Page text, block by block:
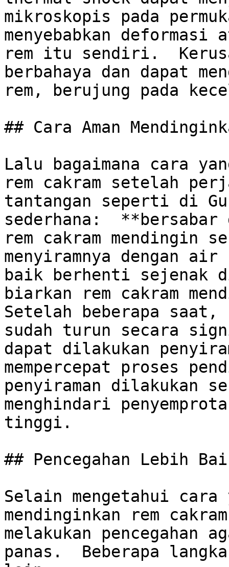
mikroskopis pada
menyebabkan deformasi
rem itu sendiri.
berbahaya dan dapat
rem, berujung pada
## Cara Aman
Lalu bagaimana cara
rem cakram setelah
tantangan seperti di
sederhana:  **bersabar
rem cakram
menyiramnya dengan
baik berhenti sejenak
biarkan rem cakram
Setelah beberapa saat,
sudah turun secara
dapat dilakukan
mempercepat proses
penyiraman dilakukan
menghindari
tinggi.
## Pencegahan Lebih
Selain mengetahui cara
mendinginkan rem
melakukan
panas.  Beberapa